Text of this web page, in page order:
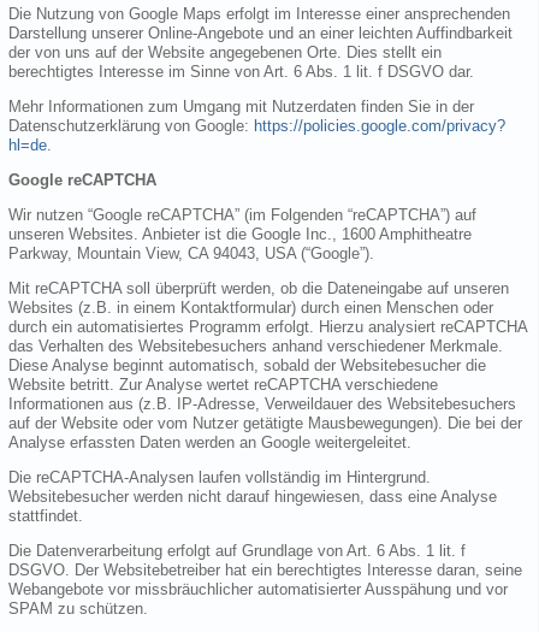
Die Nutzung von Google Maps erfolgt im Interesse einer ansprechenden
Darstellung unserer Online-Angebote und an einer leichten Auffindbarkeit
der von uns auf der Website angegebenen Orte. Dies stellt ein
berechtigtes Interesse im Sinne von Art. 6 Abs. 1 lit. f DSGVO dar.
Mehr Informationen zum Umgang mit Nutzerdaten finden Sie in der
Datenschutzerklärung von Google: https://policies.google.com/privacy?
hl=de
Google reCAPTCHA
Wir nutzen “Google reCAPTCHA” (im Folgenden “reCAPTCHA”) auf
unseren Websites. Anbieter ist die Google Inc., 1600 Amphitheatre
Parkway, Mountain View, CA 94043, USA (“Google”).
Mit reCAPTCHA soll überprüft werden, ob die Dateneingabe auf unseren
Websites (z.B. in einem Kontaktformular) durch einen Menschen oder
durch ein automatisiertes Programm erfolgt. Hierzu analysiert reCAPTCHA
das Verhalten des Websitebesuchers anhand verschiedener Merkmale.
Diese Analyse beginnt automatisch, sobald der Websitebesucher die
Website betritt. Zur Analyse wertet reCAPTCHA verschiedene
Informationen aus (z.B. IP-Adresse, Verweildauer des Websitebesuchers
auf der Website oder vom Nutzer getätigte Mausbewegungen). Die bei der
Analyse erfassten Daten werden an Google weitergeleitet.
Die reCAPTCHA-Analysen laufen vollständig im Hintergrund.
Websitebesucher werden nicht darauf hingewiesen, dass eine Analyse
stattfindet.
Die Datenverarbeitung erfolgt auf Grundlage von Art. 6 Abs. 1 lit. f
DSGVO. Der Websitebetreiber hat ein berechtigtes Interesse daran, seine
Webangebote vor missbräuchlicher automatisierter Ausspähung und vor
SPAM zu schützen.